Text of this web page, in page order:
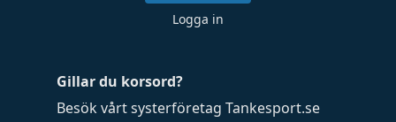
Gillar du korsord?
Besök vårt systerföretag Tankesport.se
Logga in